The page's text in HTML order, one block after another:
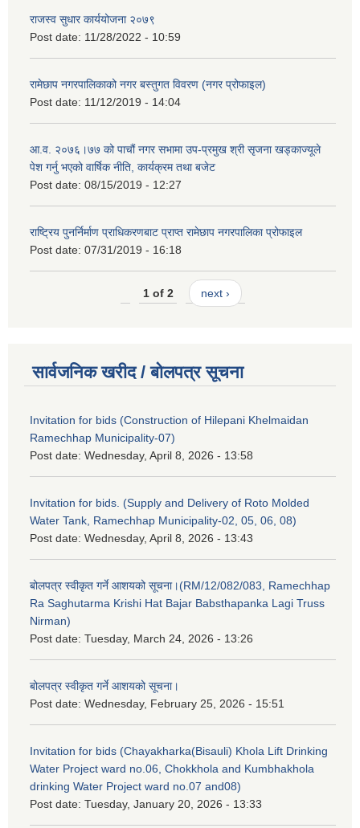
राजस्व सुधार कार्ययोजना २०७९
Post date: 11/28/2022 - 10:59
रामेछाप नगरपालिकाको नगर बस्तुगत विवरण (नगर प्रोफाइल)
Post date: 11/12/2019 - 14:04
आ.व. २०७६।७७ को पाचौं नगर सभामा उप-प्रमुख श्री सृजना खड्काज्यूले
पेश गर्नु भएको वार्षिक नीति, कार्यक्रम तथा बजेट
Post date: 08/15/2019 - 12:27
राष्ट्रिय पुनर्निर्माण प्राधिकरणबाट प्राप्त रामेछाप नगरपालिका प्रोफाइल
Post date: 07/31/2019 - 16:18
1 of 2 next ›
सार्वजनिक खरीद / बोलपत्र सूचना
Invitation for bids (Construction of Hilepani Khelmaidan
Ramechhap Municipality-07)
Post date: Wednesday, April 8, 2026 - 13:58
Invitation for bids. (Supply and Delivery of Roto Molded
Water Tank, Ramechhap Municipality-02, 05, 06, 08)
Post date: Wednesday, April 8, 2026 - 13:43
बोलपत्र स्वीकृत गर्ने आशयको सूचना।(RM/12/082/083, Ramechhap
Ra Saghutarma Krishi Hat Bajar Babsthapanka Lagi Truss
Nirman)
Post date: Tuesday, March 24, 2026 - 13:26
बोलपत्र स्वीकृत गर्ने आशयको सूचना।
Post date: Wednesday, February 25, 2026 - 15:51
Invitation for bids (Chayakharka(Bisauli) Khola Lift Drinking
Water Project ward no.06, Chokkhola and Kumbhakhola
drinking Water Project ward no.07 and08)
Post date: Tuesday, January 20, 2026 - 13:33